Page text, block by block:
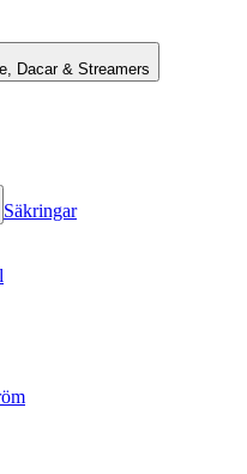
Dacar & Streamers
Säkringar